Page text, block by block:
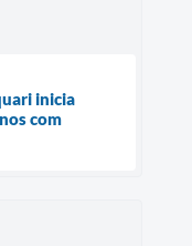
inicia
com